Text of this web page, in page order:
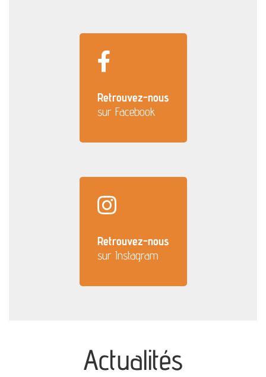
Retrouvez-nous
sur Facebook
Retrouvez-nous
sur Instagram
Actualités